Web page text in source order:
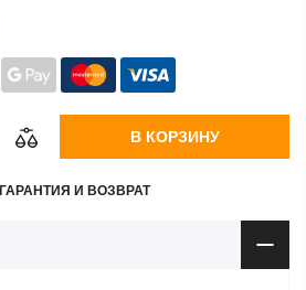
В КОРЗИНУ
ГАРАНТИЯ И ВОЗВРАТ